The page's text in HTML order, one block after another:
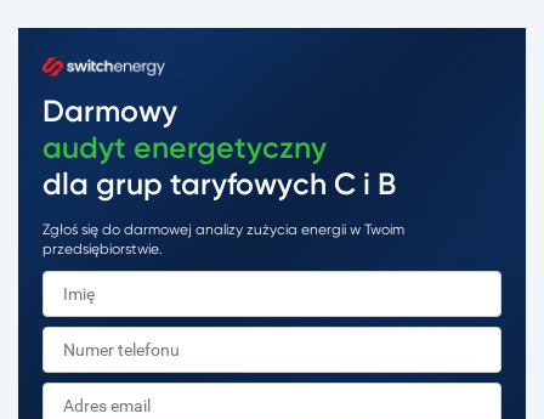
Darmowy
audyt energetyczny
dla grup taryfowych C i B
Zgłoś się do darmowej analizy zużycia energii w Twoim
przedsiębiorstwie.